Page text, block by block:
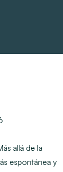
allá de la
espontánea y